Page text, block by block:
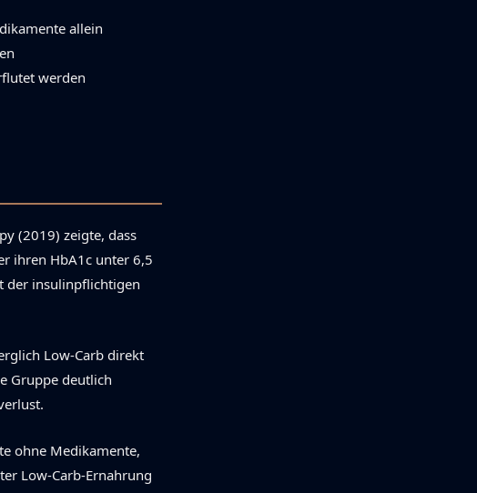
allein
werden
(2019) zeigte, dass
ihren HbA1c unter 6,5
der insulinpflichtigen
Low-Carb direkt
Gruppe deutlich
ohne Medikamente,
Low-Carb-Ernahrung